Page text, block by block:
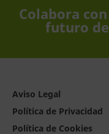
Colabora
futuro
Aviso Legal
Política de Privacidad
Política de Cookies